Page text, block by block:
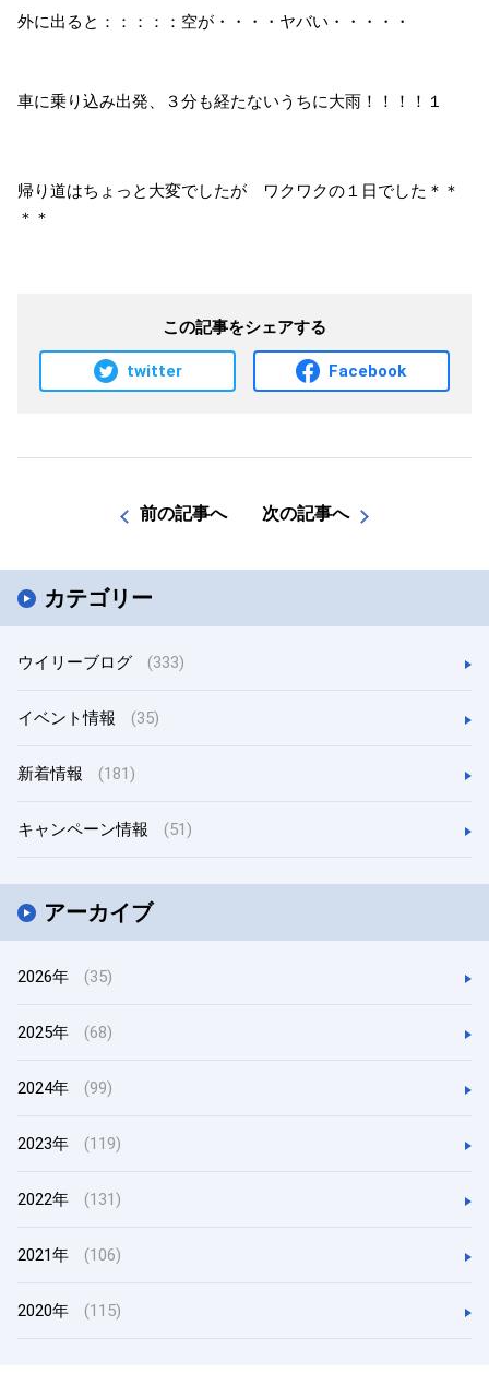
カテゴリー
ウイリーブログ (333)
イベント情報 (35)
新着情報 (181)
キャンペーン情報 (51)
アーカイブ
2026年 (35)
2025年 (68)
2024年 (99)
2023年 (119)
2022年 (131)
2021年 (106)
2020年 (115)
外に出ると：：：：：空が・・・・ヤバい・・・・・
車に乗り込み出発、３分も経たないうちに大雨！！！！１
帰り道はちょっと大変でしたが ワクワクの１日でした＊＊
＊＊
この記事をシェアする
twitter Facebook
前の記事へ 次の記事へ